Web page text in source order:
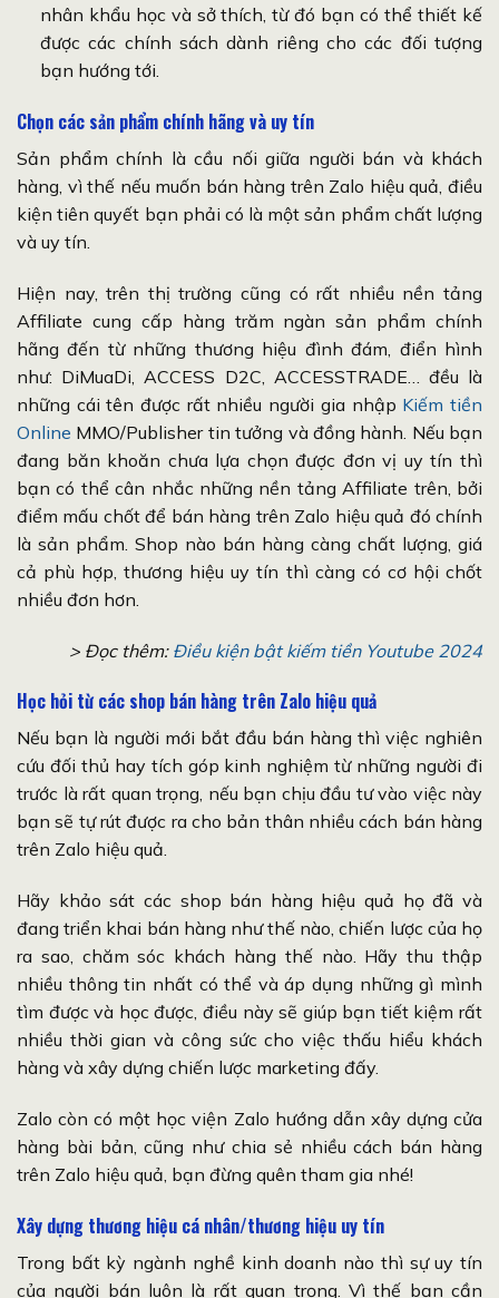
nhân khẩu học và sở thích, từ đó bạn có thể thiết kế
được các chính sách dành riêng cho các đối tượng
bạn hướng tới.
Chọn các sản phẩm chính hãng và uy tín
Sản phẩm chính là cầu nối giữa người bán và khách
hàng, vì thế nếu muốn bán hàng trên Zalo hiệu quả, điều
kiện tiên quyết bạn phải có là một sản phẩm chất lượng
và uy tín.
Hiện nay, trên thị trường cũng có rất nhiều nền tảng
Affiliate cung cấp hàng trăm ngàn sản phẩm chính
hãng đến từ những thương hiệu đình đám, điển hình
như: DiMuaDi, ACCESS D2C, ACCESSTRADE… đều là
những cái tên được rất nhiều người gia nhập Kiếm tiền
Online MMO/Publisher tin tưởng và đồng hành. Nếu bạn
đang băn khoăn chưa lựa chọn được đơn vị uy tín thì
bạn có thể cân nhắc những nền tảng Affiliate trên, bởi
điểm mấu chốt để bán hàng trên Zalo hiệu quả đó chính
là sản phẩm. Shop nào bán hàng càng chất lượng, giá
cả phù hợp, thương hiệu uy tín thì càng có cơ hội chốt
nhiều đơn hơn.
> Đọc thêm: Điều kiện bật kiếm tiền Youtube 2024
Học hỏi từ các shop bán hàng trên Zalo hiệu quả
Nếu bạn là người mới bắt đầu bán hàng thì việc nghiên
cứu đối thủ hay tích góp kinh nghiệm từ những người đi
trước là rất quan trọng, nếu bạn chịu đầu tư vào việc này
bạn sẽ tự rút được ra cho bản thân nhiều cách bán hàng
trên Zalo hiệu quả.
Hãy khảo sát các shop bán hàng hiệu quả họ đã và
đang triển khai bán hàng như thế nào, chiến lược của họ
ra sao, chăm sóc khách hàng thế nào. Hãy thu thập
nhiều thông tin nhất có thể và áp dụng những gì mình
tìm được và học được, điều này sẽ giúp bạn tiết kiệm rất
nhiều thời gian và công sức cho việc thấu hiểu khách
hàng và xây dựng chiến lược marketing đấy.
Zalo còn có một học viện Zalo hướng dẫn xây dựng cửa
hàng bài bản, cũng như chia sẻ nhiều cách bán hàng
trên Zalo hiệu quả, bạn đừng quên tham gia nhé!
Xây dựng thương hiệu cá nhân/thương hiệu uy tín
Trong bất kỳ ngành nghề kinh doanh nào thì sự uy tín
của người bán luôn là rất quan trọng. Vì thế bạn cần